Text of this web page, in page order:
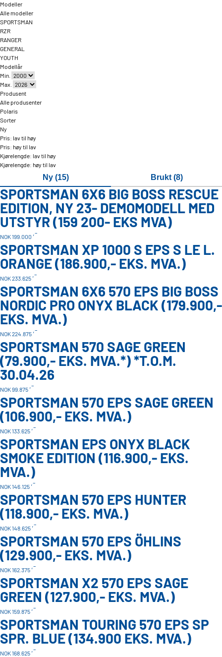
Modeller
Alle modeller
SPORTSMAN
RZR
RANGER
GENERAL
YOUTH
Modellår
Min.
Max.
Produsent
Alle produsenter
Polaris
Sorter
Ny
Pris: lav til høy
Pris: høy til lav
Kjørelengde: lav til høy
Kjørelengde: høy til lav
Ny (15) Brukt (8)
SPORTSMAN 6X6 BIG BOSS RESCUE
EDITION, NY 23- DEMOMODELL MED
UTSTYR (159 200- EKS MVA)
NOK 199.000 ,-
SPORTSMAN XP 1000 S EPS S LE L.
ORANGE (186.900,- EKS. MVA.)
NOK 233.625 ,-
SPORTSMAN 6X6 570 EPS BIG BOSS
NORDIC PRO ONYX BLACK (179.900,-
EKS. MVA.)
NOK 224.875 ,-
SPORTSMAN 570 SAGE GREEN
(79.900,- EKS. MVA.*) *T.O.M.
30.04.26
NOK 99.875 ,-
SPORTSMAN 570 EPS SAGE GREEN
(106.900,- EKS. MVA.)
NOK 133.625 ,-
SPORTSMAN EPS ONYX BLACK
SMOKE EDITION (116.900,- EKS.
MVA.)
NOK 146.125 ,-
SPORTSMAN 570 EPS HUNTER
(118.900,- EKS. MVA.)
NOK 148.625 ,-
SPORTSMAN 570 EPS ÖHLINS
(129.900,- EKS. MVA.)
NOK 162.375 ,-
SPORTSMAN X2 570 EPS SAGE
GREEN (127.900,- EKS. MVA.)
NOK 159.875 ,-
SPORTSMAN TOURING 570 EPS SP
SPR. BLUE (134.900 EKS. MVA.)
NOK 168.625 ,-